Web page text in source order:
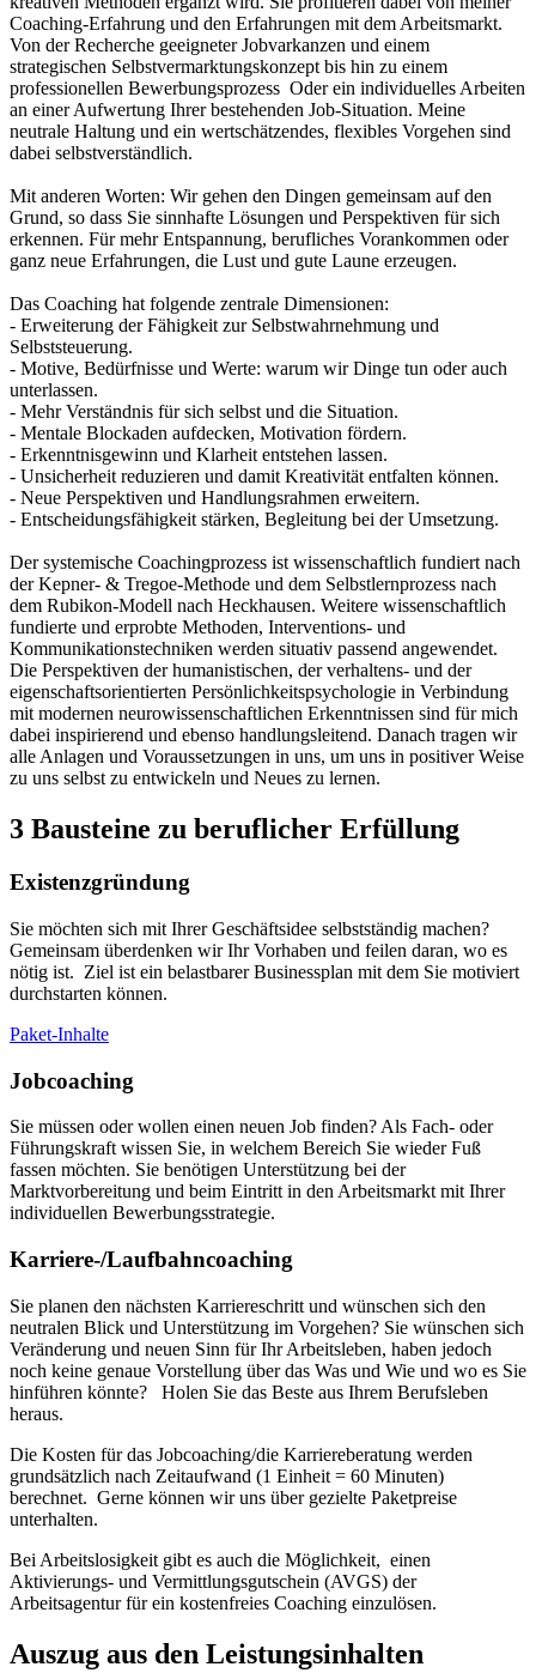
Coaching-Erfahrung und den Erfahrungen mit dem Arbeitsmarkt.
Von der Recherche geeigneter Jobvarkanzen und einem
strategischen Selbstvermarktungskonzept bis hin zu einem
professionellen Bewerbungsprozess Oder ein individuelles Arbeiten
an einer Aufwertung Ihrer bestehenden Job-Situation. Meine
neutrale Haltung und ein wertschätzendes, flexibles Vorgehen sind
dabei selbstverständlich.
Mit anderen Worten: Wir gehen den Dingen gemeinsam auf den
Grund, so dass Sie sinnhafte Lösungen und Perspektiven für sich
erkennen. Für mehr Entspannung, berufliches Vorankommen oder
ganz neue Erfahrungen, die Lust und gute Laune erzeugen.
Das Coaching hat folgende zentrale Dimensionen:
- Erweiterung der Fähigkeit zur Selbstwahrnehmung und
Selbststeuerung.
- Motive, Bedürfnisse und Werte: warum wir Dinge tun oder auch
unterlassen.
- Mehr Verständnis für sich selbst und die Situation.
- Mentale Blockaden aufdecken, Motivation fördern.
- Erkenntnisgewinn und Klarheit entstehen lassen.
- Unsicherheit reduzieren und damit Kreativität entfalten können.
- Neue Perspektiven und Handlungsrahmen erweitern.
- Entscheidungsfähigkeit stärken, Begleitung bei der Umsetzung.
Der systemische Coachingprozess ist wissenschaftlich fundiert nach
der Kepner- & Tregoe-Methode und dem Selbstlernprozess nach
dem Rubikon-Modell nach Heckhausen. Weitere wissenschaftlich
fundierte und erprobte Methoden, Interventions- und
Kommunikationstechniken werden situativ passend angewendet.
Die Perspektiven der humanistischen, der verhaltens- und der
eigenschaftsorientierten Persönlichkeitspsychologie in Verbindung
mit modernen neurowissenschaftlichen Erkenntnissen sind für mich
dabei inspirierend und ebenso handlungsleitend. Danach tragen wir
alle Anlagen und Voraussetzungen in uns, um uns in positiver Weise
zu uns selbst zu entwickeln und Neues zu lernen.
3 Bausteine zu beruflicher Erfüllung
Existenzgründung
Sie möchten sich mit Ihrer Geschäftsidee selbstständig machen?
Gemeinsam überdenken wir Ihr Vorhaben und feilen daran, wo es
nötig ist. Ziel ist ein belastbarer Businessplan mit dem Sie motiviert
durchstarten können.
Paket-Inhalte
Jobcoaching
Sie müssen oder wollen einen neuen Job finden? Als Fach- oder
Führungskraft wissen Sie, in welchem Bereich Sie wieder Fuß
fassen möchten. Sie benötigen Unterstützung bei der
Marktvorbereitung und beim Eintritt in den Arbeitsmarkt mit Ihrer
individuellen Bewerbungsstrategie.
Karriere-/Laufbahncoaching
Sie planen den nächsten Karriereschritt und wünschen sich den
neutralen Blick und Unterstützung im Vorgehen? Sie wünschen sich
Veränderung und neuen Sinn für Ihr Arbeitsleben, haben jedoch
noch keine genaue Vorstellung über das Was und Wie und wo es Sie
hinführen könnte? Holen Sie das Beste aus Ihrem Berufsleben
heraus.
Die Kosten für das Jobcoaching/die Karriereberatung werden
grundsätzlich nach Zeitaufwand (1 Einheit = 60 Minuten)
berechnet. Gerne können wir uns über gezielte Paketpreise
unterhalten.
Bei Arbeitslosigkeit gibt es auch die Möglichkeit, einen
Aktivierungs- und Vermittlungsgutschein (AVGS) der
Arbeitsagentur für ein kostenfreies Coaching einzulösen.
Auszug aus den Leistungsinhalten